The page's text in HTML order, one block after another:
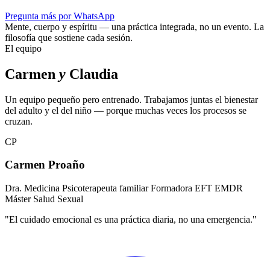
Pregunta más por WhatsApp
Mente, cuerpo y espíritu — una práctica integrada, no un evento. La
filosofía que sostiene cada sesión.
El equipo
Carmen y Claudia
Un equipo pequeño pero entrenado. Trabajamos juntas el bienestar
del adulto y el del niño — porque muchas veces los procesos se
cruzan.
CP
Carmen Proaño
Dra. Medicina Psicoterapeuta familiar Formadora EFT EMDR
Máster Salud Sexual
"El cuidado emocional es una práctica diaria, no una emergencia."